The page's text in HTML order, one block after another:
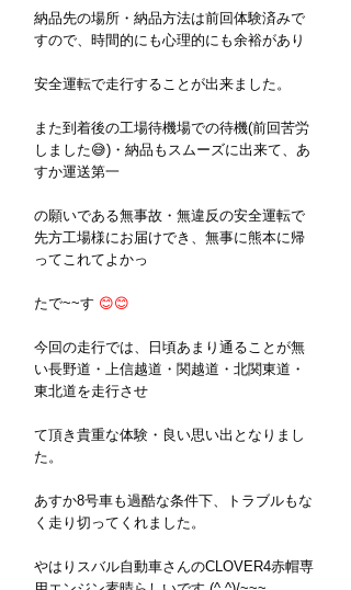
納品先の場所・納品方法は前回体験済みで
すので、時間的にも心理的にも余裕があり
安全運転で走行することが出来ました。
また到着後の工場待機場での待機(前回苦労
しました😅)・納品もスムーズに出来て、あ
すか運送第一
の願いである無事故・無違反の安全運転で
先方工場様にお届けでき、無事に熊本に帰
ってこれてよかっ
たで~~す 😊😊
今回の走行では、日頃あまり通ることが無
い長野道・上信越道・関越道・北関東道・
東北道を走行させ
て頂き貴重な体験・良い思い出となりまし
た。
あすか8号車も過酷な条件下、トラブルもな
く走り切ってくれました。
やはりスバル自動車さんのCLOVER4赤帽専